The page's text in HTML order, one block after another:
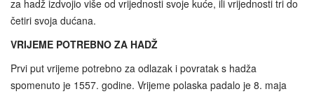
za hadž izdvojio više od vrijednosti svoje kuće, ili vrijednosti tri do
četiri svoja dućana.
VRIJEME POTREBNO ZA HADŽ
Prvi put vrijeme potrebno za odlazak i povratak s hadža
spomenuto je 1557. godine. Vrijeme polaska padalo je 8. maja